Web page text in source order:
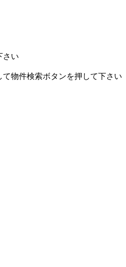
さい
て物件検索ボタンを押して下さい